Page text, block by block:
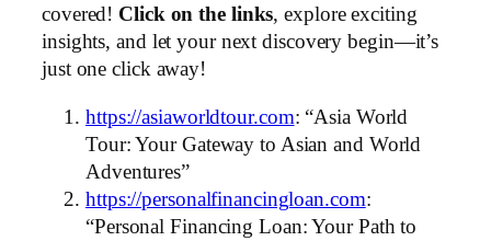
covered! Click on the links, explore exciting
insights, and let your next discovery begin—it’s
just one click away!
https://asiaworldtour.com: “Asia World
Tour: Your Gateway to Asian and World
Adventures”
https://personalfinancingloan.com:
“Personal Financing Loan: Your Path to